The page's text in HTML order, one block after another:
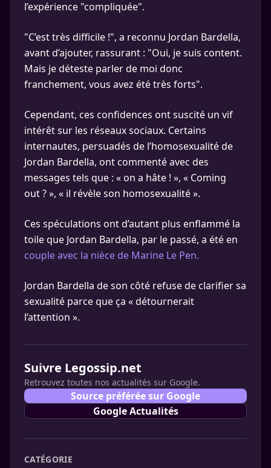
l’expérience "compliquée".
"C’est très difficile !", a reconnu Jordan Bardella,
avant d’ajouter, rassurant : "Oui, je suis content.
Mais je déteste parler de moi donc
franchement, vous avez été très forts".
Cependant, ces confidences ont suscité un vif
intérêt sur les réseaux sociaux. Certains
internautes, persuadés de l’homosexualité de
Jordan Bardella, ont commenté avec des
messages tels que : « on a hâte ! », « Coming
out ? », « il révèle son homosexualité ».
Ces spéculations ont d’autant plus enflammé la
toile que Jordan Bardella, par le passé, a été en
couple avec la nièce de Marine Le Pen.
Jordan Bardella de son côté refuse de clarifier sa
sexualité parce que ça « détournerait
l’attention ».
Suivre Legossip.net
Retrouvez toutes nos actualités sur Google.
Source préférée sur Google
Google Actualités
CATÉGORIE